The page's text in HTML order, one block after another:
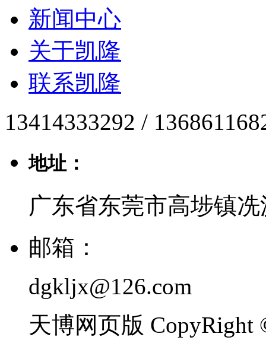
新闻中心
关于凯隆
联系凯隆
13414333292 /
地址：
广东省东莞市高埗镇
邮箱：
dgkljx@126.com
天博网页版 CopyRight